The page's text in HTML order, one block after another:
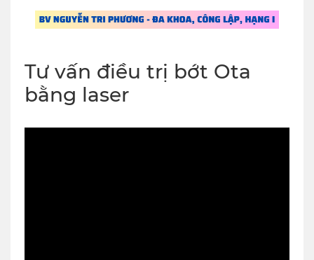
Tư vấn điều trị bớt Ota
bằng laser